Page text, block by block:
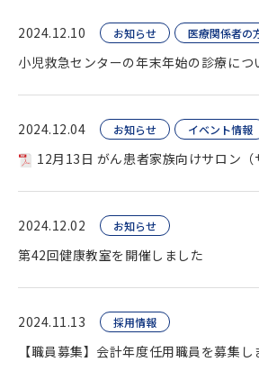
2024.12.10 お知らせ 医療関係者の
小児救急センターの年末年始の診療につ
2024.12.04 お知らせ イベント情報
12月13日 がん患者家族向けサロン（サ
2024.12.02 お知らせ
第42回健康教室を開催しました
2024.11.13 採用情報